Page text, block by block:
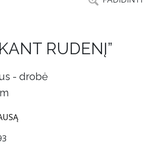
RUDENĮ”
- drobė